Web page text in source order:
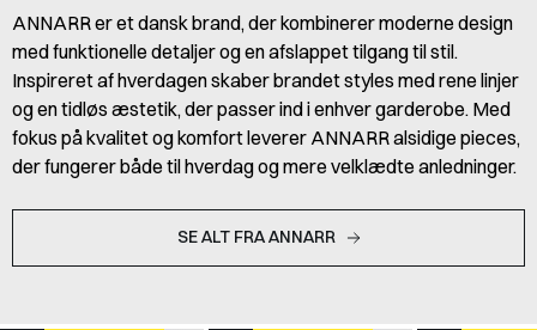
ANNARR er et dansk brand, der kombinerer moderne design
med funktionelle detaljer og en afslappet tilgang til stil.
Inspireret af hverdagen skaber brandet styles med rene linjer
og en tidløs æstetik, der passer ind i enhver garderobe. Med
fokus på kvalitet og komfort leverer ANNARR alsidige pieces,
der fungerer både til hverdag og mere velklædte anledninger.
SE ALT FRA ANNARR